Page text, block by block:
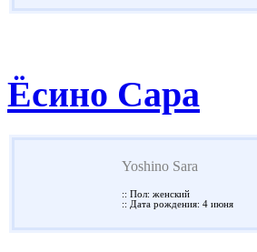
Ёсино Сара
Yoshino Sara
:: Пол: женский
:: Дата рождения: 4 июня